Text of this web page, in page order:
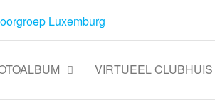
VIRTUEEL CLUBHUIS